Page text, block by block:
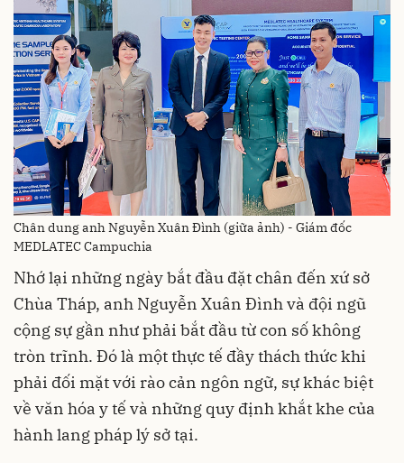
Chân dung anh Nguyễn Xuân Đình (giữa ảnh) - Giám đốc
MEDLATEC Campuchia
Nhớ lại những ngày bắt đầu đặt chân đến xứ sở
Chùa Tháp, anh Nguyễn Xuân Đình và đội ngũ
cộng sự gần như phải bắt đầu từ con số không
tròn trĩnh. Đó là một thực tế đầy thách thức khi
phải đối mặt với rào cản ngôn ngữ, sự khác biệt
về văn hóa y tế và những quy định khắt khe của
hành lang pháp lý sở tại.